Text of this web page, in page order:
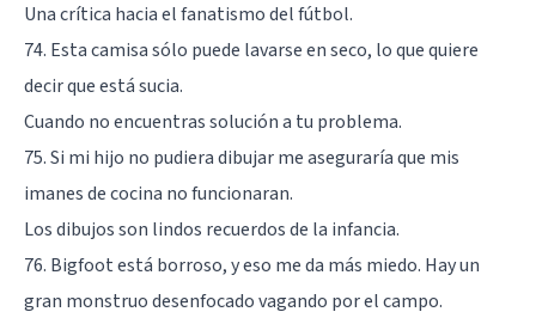
Una crítica hacia el fanatismo del fútbol.
74. Esta camisa sólo puede lavarse en seco, lo que quiere
decir que está sucia.
Cuando no encuentras solución a tu problema.
75. Si mi hijo no pudiera dibujar me aseguraría que mis
imanes de cocina no funcionaran.
Los dibujos son lindos recuerdos de la infancia.
76. Bigfoot está borroso, y eso me da más miedo. Hay un
gran monstruo desenfocado vagando por el campo.